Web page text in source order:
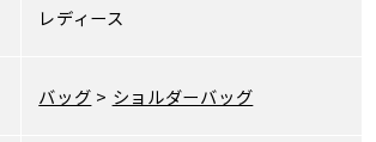
レディース
バッグ > ショルダーバッグ